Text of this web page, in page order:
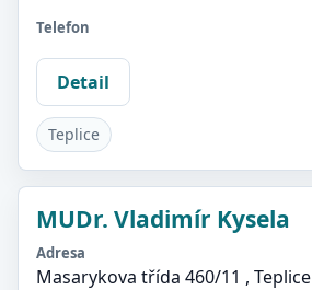
Telefon
Detail
Teplice
MUDr. Vladimír Kysela
Adresa
Masarykova třída 460/11 , Teplice